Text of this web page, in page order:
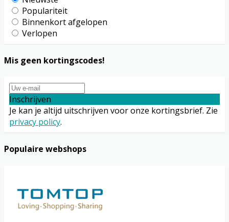
Populariteit
Binnenkort afgelopen
Verlopen
Mis geen kortingscodes!
Inschrijven
Je kan je altijd uitschrijven voor onze kortingsbrief. Zie
privacy policy.
Populaire webshops